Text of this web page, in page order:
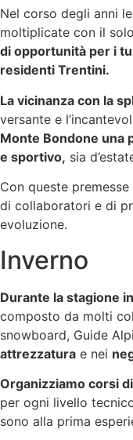
Nel corso degli anni
moltiplicate con il
di opportunità per i
residenti Trentini.
La vicinanza con la
versante e
Monte Bondone una
e sportivo, sia
Con queste
di collaboratori e di
evoluzione.
Inverno
Durante la stagione
composto da molti
snowboard, Guide
attrezzatura e nei
Organizziamo corsi
per ogni livello
sono alla prima